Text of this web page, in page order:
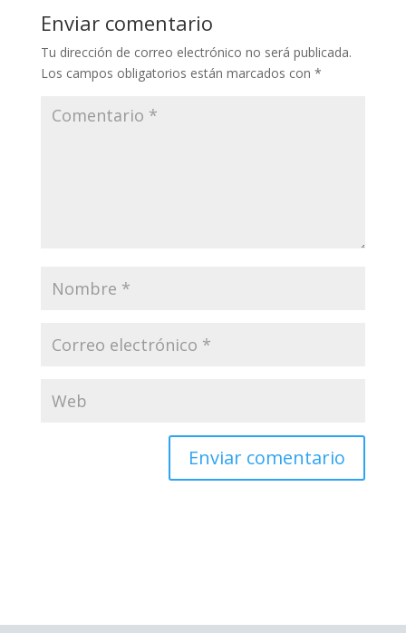
Enviar comentario
Tu dirección de correo electrónico no será publicada.
Los campos obligatorios están marcados con *